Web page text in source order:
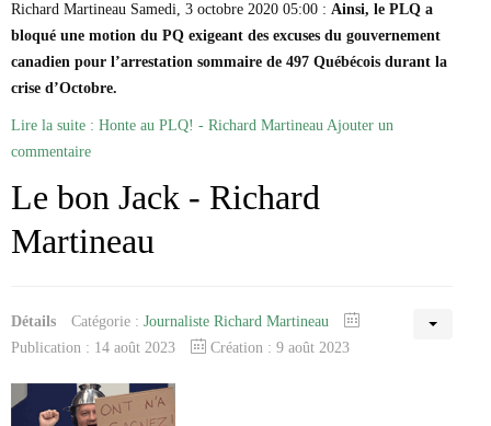
Richard Martineau Samedi, 3 octobre 2020 05:00 : Ainsi, le PLQ a
bloqué une motion du PQ exigeant des excuses du gouvernement
canadien pour l’arrestation sommaire de 497 Québécois durant la
crise d’Octobre.
Lire la suite : Honte au PLQ! - Richard Martineau Ajouter un
commentaire
Le bon Jack - Richard
Martineau
Détails Catégorie : Journaliste Richard Martineau
Publication : 14 août 2023
Création : 9 août 2023